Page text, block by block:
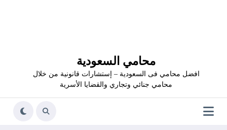
محامي السعودية
افضل محامي فى السعودية – إستشارات قانونية من خلال
محامي جنائي وتجاري والقضايا الأسرية